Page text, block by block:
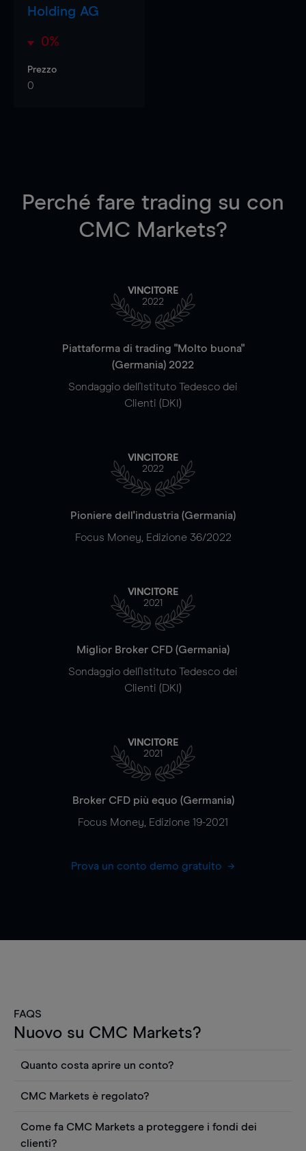
Holding AG
0%
Prezzo
0
Perché fare trading su con
CMC Markets?
VINCITORE
2022
Piattaforma di trading "Molto buona"
(Germania) 2022
Sondaggio dell'Istituto Tedesco dei
Clienti (DKI)
VINCITORE
2022
Pioniere dell'industria (Germania)
Focus Money, Edizione 36/2022
VINCITORE
2021
Miglior Broker CFD (Germania)
Sondaggio dell'Istituto Tedesco dei
Clienti (DKI)
VINCITORE
2021
Broker CFD più equo (Germania)
Focus Money, Edizione 19-2021
Prova un conto demo gratuito
FAQS
Nuovo su CMC Markets?
Quanto costa aprire un conto?
Puoi anche visualizzare gratuitamente i prezzi e
utilizzare strumenti come grafici, notizie Reuters
o rapporti quantitativi sui titoli azionari di
CMC Markets è regolato?
regolamentato dall'Autorità federale tedesca di
Come fa CMC Markets a proteggere i fondi dei
clienti?